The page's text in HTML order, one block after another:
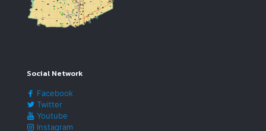
Social Network
Facebook
Twitter
Youtube
Instagram